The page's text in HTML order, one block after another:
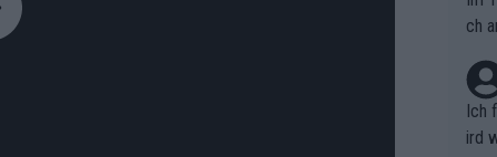
ch
Ich
ird